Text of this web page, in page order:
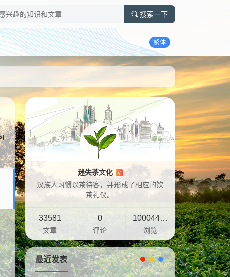
搜索一下
繁体
迷失茶文化 V
汉族人习惯以茶待客，并形成了相应的饮
茶礼仪。
33581
文章
0
评论
10004401
浏览
最近发表